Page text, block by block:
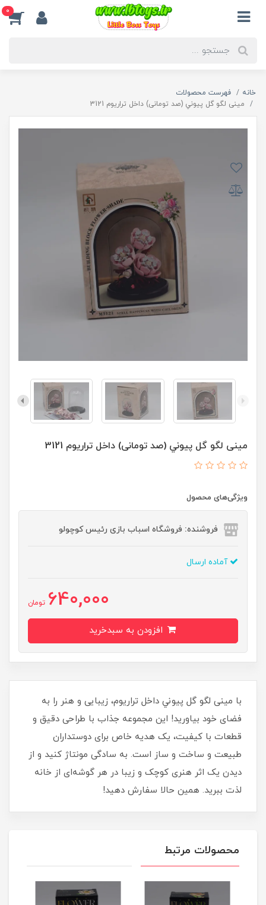
0
خانه
فهرست محصولات
مینی لگو گل پیوني (صد تومانی) داخل تراریوم 3121
مینی لگو گل پیوني (صد تومانی) داخل تراریوم 3121
ویژگی‌های محصول
فروشنده: فروشگاه اسباب بازی رئیس کوچولو
آماده ارسال
640,000 تومان
با مینی لگو گل پیوني داخل تراریوم، زیبایی و هنر را به
فضای خود بیاورید! این مجموعه جذاب با طراحی دقیق و
قطعات با کیفیت، یک هدیه خاص برای دوستداران
طبیعت و ساخت و ساز است. به سادگی مونتاژ کنید و از
دیدن یک اثر هنری کوچک و زیبا در هر گوشه‌ای از خانه
لذت ببرید. همین حالا سفارش دهید!
محصولات مرتبط